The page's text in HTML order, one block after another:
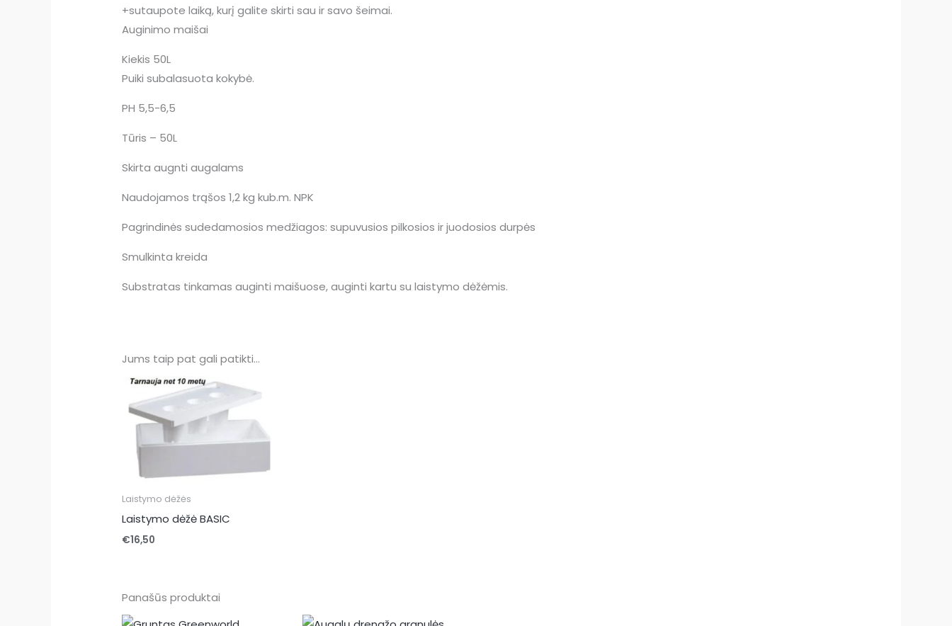
+sutaupote laiką, kurį galite skirti sau ir savo šeimai.
Auginimo maišai
Kiekis 50L
Puiki subalasuota kokybė.
PH 5,5-6,5
Tūris – 50L
Skirta augnti augalams
Naudojamos trąšos 1,2 kg kub.m. NPK
Pagrindinės sudedamosios medžiagos: supuvusios pilkosios ir juodosios durpės
Smulkinta kreida
Substratas tinkamas auginti maišuose, auginti kartu su laistymo dėžėmis.
Jums taip pat gali patikti…
Laistymo dėžės
Laistymo dėžė BASIC
€16,50
Panašūs produktai